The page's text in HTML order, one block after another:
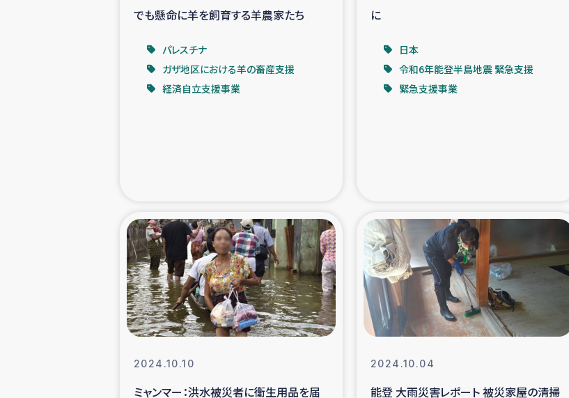
タイ国境ミャンマー移民子ども支援 漁
石巻市街地在宅被災者支援
仮設住宅生活支援・農業復興支援
インターン・ボランティア日誌
ガザ空爆
でも懸命に羊を飼育する羊農家たち
パレスチナ
ガザ地区における羊の畜産支援
経済自立支援事業
に
日本
令和6年能登半島地震 緊急支援
緊急支援事業
2024.10.10
ミャンマー：洪水被災者に衛生用品を届
2024.10.04
能登 大雨災害レポート 被災家屋の清掃